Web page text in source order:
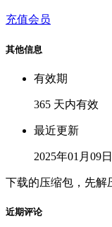
充值会员
其他信息
有效期
365 天内有效
最近更新
2025年01月09日
下载的压缩包，先解
近期评论